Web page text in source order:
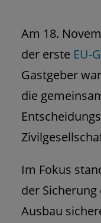
Am 18.
der erste EU-
Gastgeber
die
Im Fokus
der
Ausbau